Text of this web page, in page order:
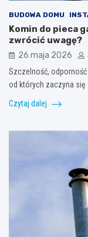
BUDOWA DOMU
Komin do pieca
zwrócić uwagę?
26 maja 2026
Szczelność,
od których zaczyna się
Czytaj dalej